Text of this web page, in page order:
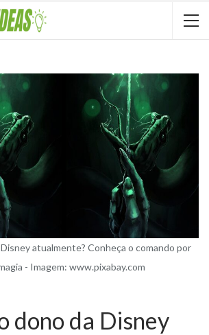
atualmente? Conheça o comando por
- Imagem: www.pixabay.com
dono da Disney